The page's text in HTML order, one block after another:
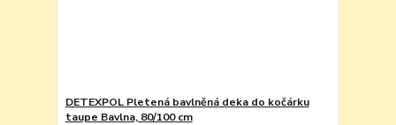
DETEXPOL Pletená bavlněná deka do kočárku
taupe Bavlna, 80/100 cm